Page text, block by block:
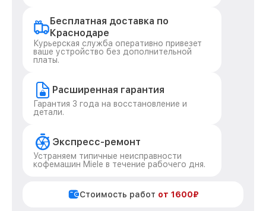
Бесплатная доставка по
Краснодаре
Курьерская служба оперативно привезет
ваше устройство без дополнительной
платы.
Расширенная гарантия
Гарантия 3 года на восстановление и
детали.
Экспресс-ремонт
Устраняем типичные неисправности
кофемашин Miele в течение рабочего дня.
Стоимость работ от 1600₽